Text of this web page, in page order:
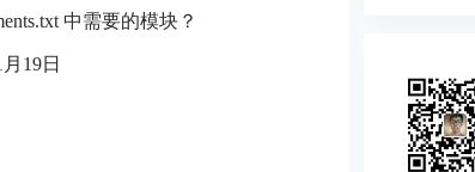
中需要的模块？
19日